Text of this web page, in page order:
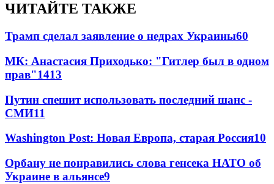
ЧИТАЙТЕ ТАКЖЕ
Трамп сделал заявление о недрах Украины60
МК: Анастасия Приходько: "Гитлер был в одном
прав"1413
Путин спешит использовать последний шанс -
СМИ11
Washington Post: Новая Европа, старая Россия10
Орбану не понравились слова генсека НАТО об
Украине в альянсе9